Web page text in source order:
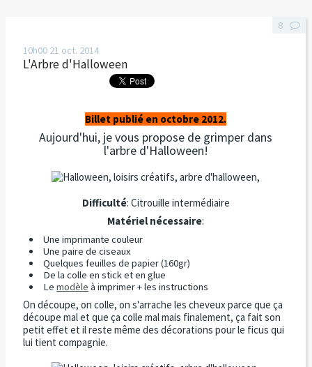
10h00 21 oct. 2014
L'Arbre d'Halloween
Billet publié en octobre 2012.
Aujourd'hui, je vous propose de grimper dans
l'arbre d'Halloween!
Difficulté: Citrouille intermédiaire
Matériel nécessaire:
Une imprimante couleur
Une paire de ciseaux
Quelques feuilles de papier (160gr)
De la colle en stick et en glue
Lemodèle à imprimer + les instructions
On découpe, on colle, on s'arrache les cheveux parce que ça
découpe mal et que ça colle mal mais finalement, ça fait son
petit effet et il reste même des décorations pour le ficus qui
lui tient compagnie.
8